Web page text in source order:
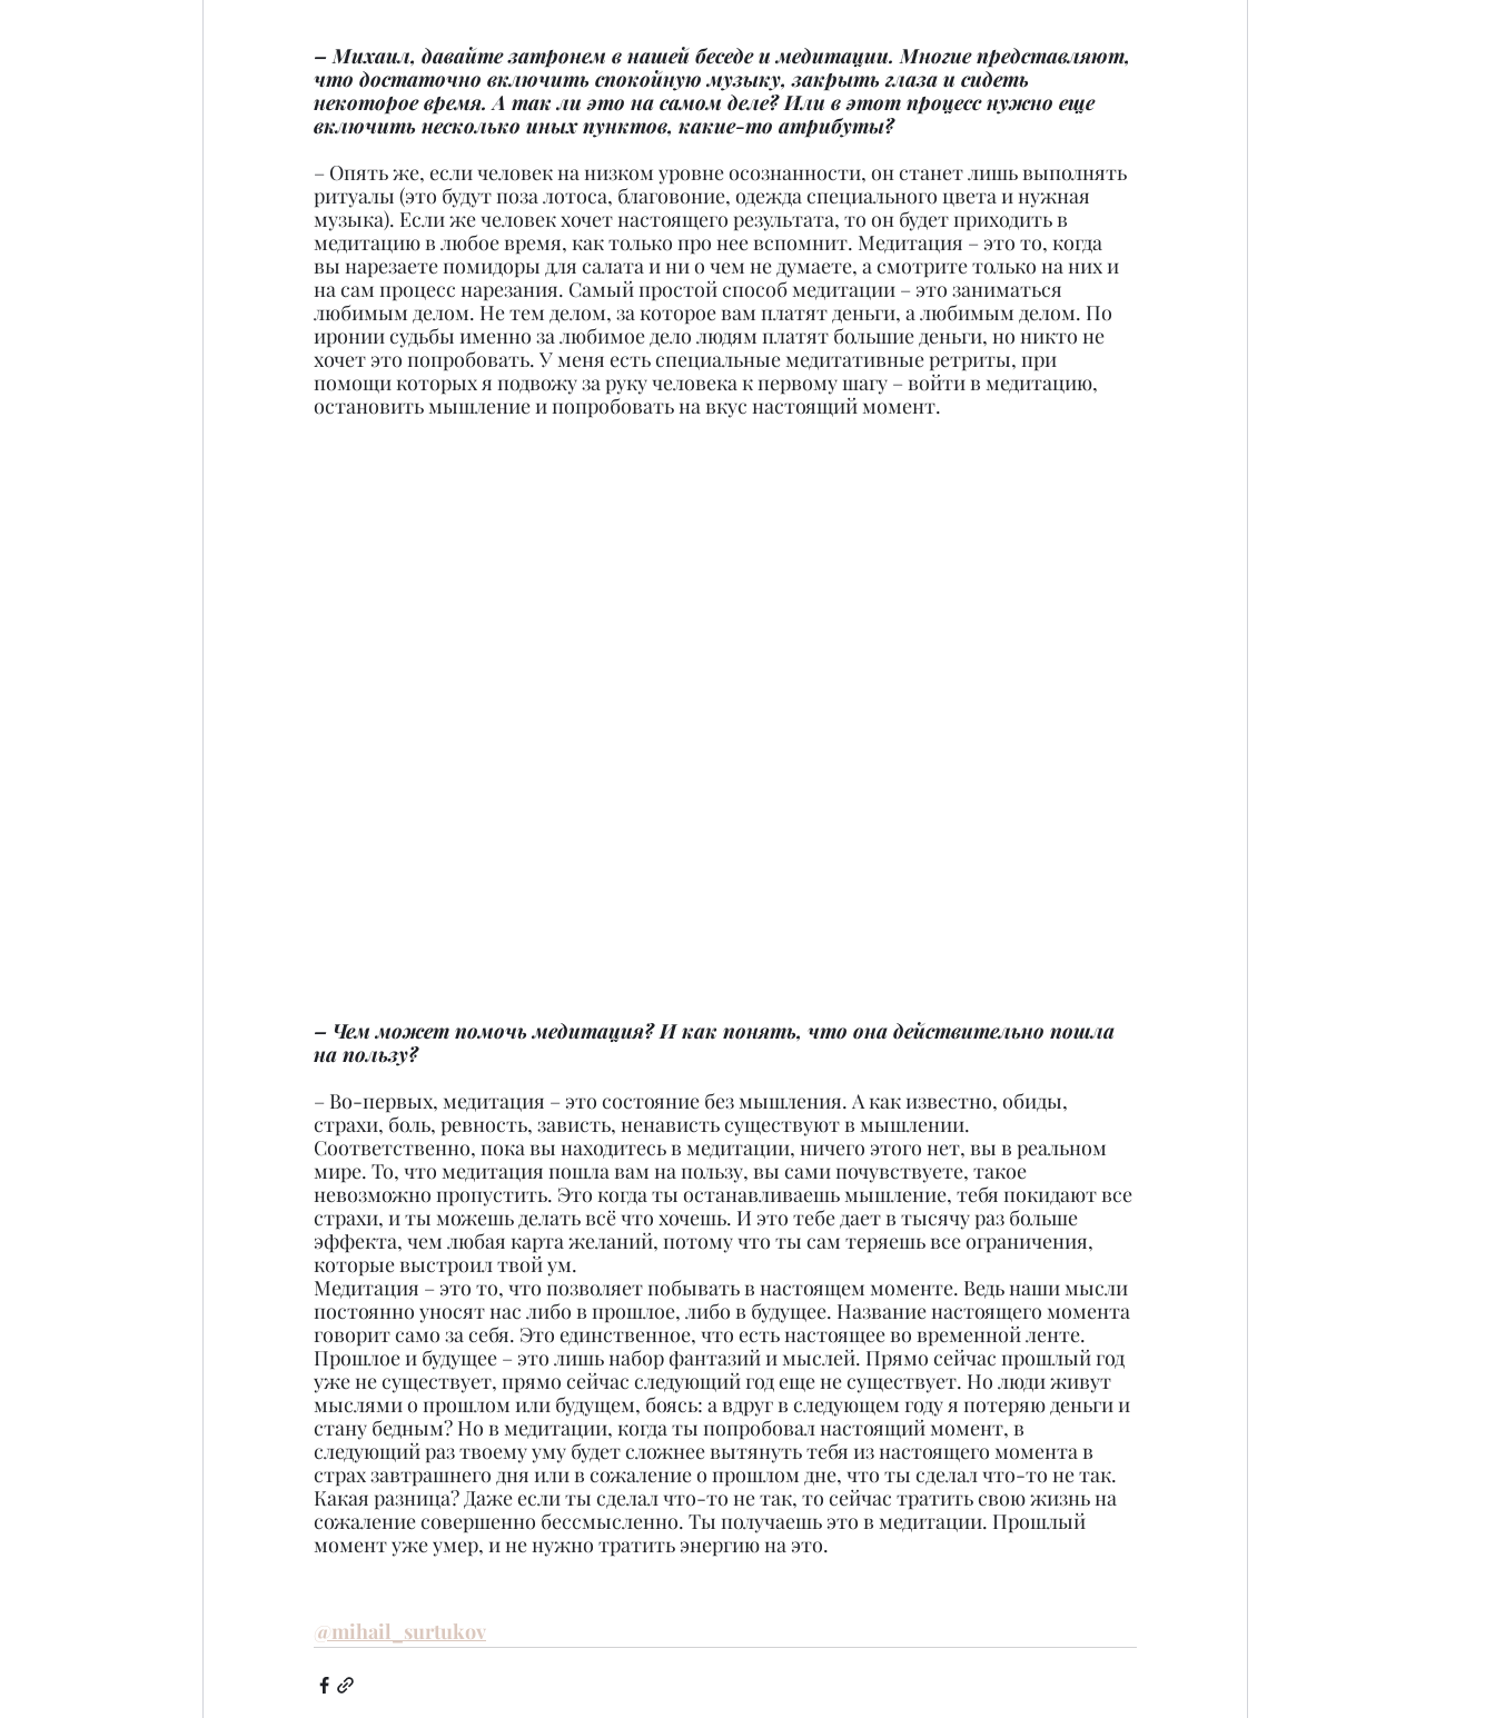
– Михаил, давайте затронем в нашей беседе и медитации. Многие представляют,
что достаточно включить спокойную музыку, закрыть глаза и сидеть
некоторое время. А так ли это на самом деле? Или в этот процесс нужно еще
включить несколько иных пунктов, какие-то атрибуты?
– Опять же, если человек на низком уровне осознанности, он станет лишь выполнять
ритуалы (это будут поза лотоса, благовоние, одежда специального цвета и нужная
музыка). Если же человек хочет настоящего результата, то он будет приходить в
медитацию в любое время, как только про нее вспомнит. Медитация – это то, когда
вы нарезаете помидоры для салата и ни о чем не думаете, а смотрите только на них и
на сам процесс нарезания. Самый простой способ медитации – это заниматься
любимым делом. Не тем делом, за которое вам платят деньги, а любимым делом. По
иронии судьбы именно за любимое дело людям платят большие деньги, но никто не
хочет это попробовать. У меня есть специальные медитативные ретриты, при
помощи которых я подвожу за руку человека к первому шагу – войти в медитацию,
остановить мышление и попробовать на вкус настоящий момент.
– Чем может помочь медитация? И как понять, что она действительно пошла
на пользу?
– Во-первых, медитация – это состояние без мышления. А как известно, обиды,
страхи, боль, ревность, зависть, ненависть существуют в мышлении.
Соответственно, пока вы находитесь в медитации, ничего этого нет, вы в реальном
мире. То, что медитация пошла вам на пользу, вы сами почувствуете, такое
невозможно пропустить. Это когда ты останавливаешь мышление, тебя покидают все
страхи, и ты можешь делать всё что хочешь. И это тебе дает в тысячу раз больше
эффекта, чем любая карта желаний, потому что ты сам теряешь все ограничения,
которые выстроил твой ум.
Медитация – это то, что позволяет побывать в настоящем моменте. Ведь наши мысли
постоянно уносят нас либо в прошлое, либо в будущее. Название настоящего момента
говорит само за себя. Это единственное, что есть настоящее во временной ленте.
Прошлое и будущее – это лишь набор фантазий и мыслей. Прямо сейчас прошлый год
уже не существует, прямо сейчас следующий год еще не существует. Но люди живут
мыслями о прошлом или будущем, боясь: а вдруг в следующем году я потеряю деньги и
стану бедным? Но в медитации, когда ты попробовал настоящий момент, в
следующий раз твоему уму будет сложнее вытянуть тебя из настоящего момента в
страх завтрашнего дня или в сожаление о прошлом дне, что ты сделал что-то не так.
Какая разница? Даже если ты сделал что-то не так, то сейчас тратить свою жизнь на
сожаление совершенно бессмысленно. Ты получаешь это в медитации. Прошлый
момент уже умер, и не нужно тратить энергию на это.
@mihail_surtukov